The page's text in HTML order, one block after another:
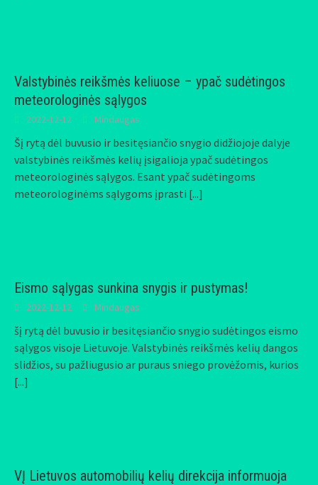
Valstybinės reikšmės keliuose – ypač sudėtingos
meteorologinės sąlygos
2022-12-12 Mindaugas
Šį rytą dėl buvusio ir besitęsiančio snygio didžiojoje dalyje
valstybinės reikšmės kelių įsigalioja ypač sudėtingos
meteorologinės sąlygos. Esant ypač sudėtingoms
meteorologinėms sąlygoms įprasti [...]
Eismo sąlygas sunkina snygis ir pustymas!
2022-12-12 Mindaugas
šį rytą dėl buvusio ir besitęsiančio snygio sudėtingos eismo
sąlygos visoje Lietuvoje. Valstybinės reikšmės kelių dangos
slidžios, su pažliugusio ar puraus sniego provėžomis, kurios
[...]
VĮ Lietuvos automobilių kelių direkcija informuoja